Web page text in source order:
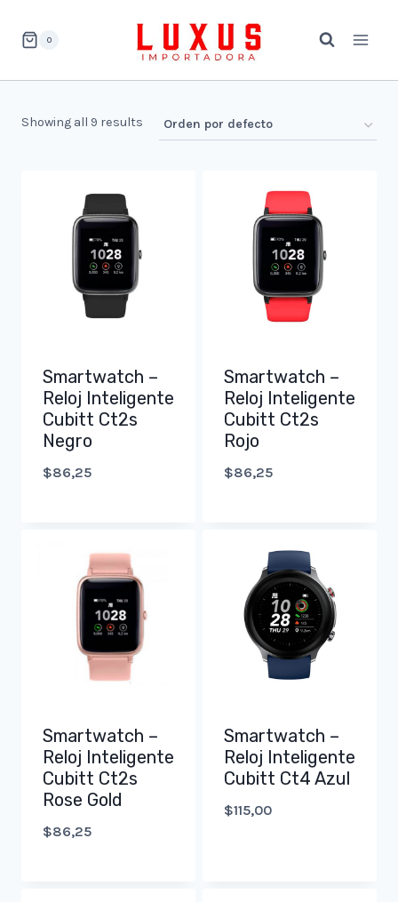
0
Showing all 9 results
Smartwatch –
Reloj Inteligente
Cubitt Ct2s
Negro
$86,25
Smartwatch –
Reloj Inteligente
Cubitt Ct2s
Rojo
$86,25
Smartwatch –
Reloj Inteligente
Cubitt Ct2s
Rose Gold
$86,25
Smartwatch –
Reloj Inteligente
Cubitt Ct4 Azul
$115,00